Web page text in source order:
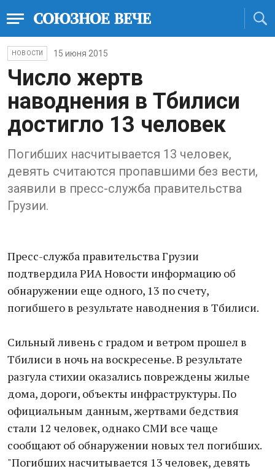
НОВОСТИ 15 июня 2015
Число жертв
наводнения в Тбилиси
достигло 13 человек
Погибших насчитывается 13 человек,
девять считаются пропавшими без вести,
заявили в пресс-служба правительства
Грузии.
Пресс-служба правительства Грузии
подтвердила РИА Новости информацию об
обнаружении еще одного, 13 по счету,
погибшего в результате наводнения в Тбилиси.
Сильный ливень с градом и ветром прошел в
Тбилиси в ночь на воскресенье. В результате
разгула стихии оказались повреждены жилые
дома, дороги, объекты инфраструктуры. По
официальным данным, жертвами бедствия
стали 12 человек, однако СМИ все чаще
сообщают об обнаружении новых тел погибших.
"Погибших насчитывается 13 человек, девять